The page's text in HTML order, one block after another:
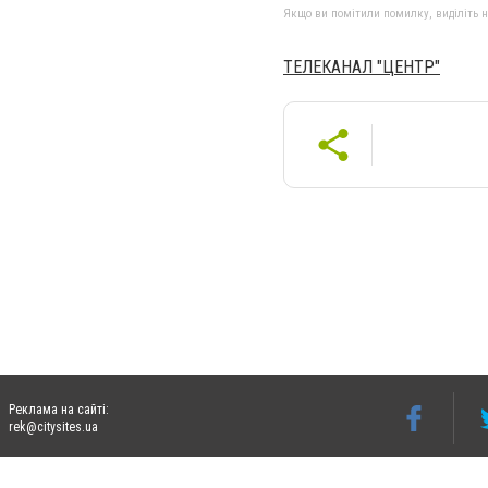
Якщо ви помітили помилку, виділіть
ТЕЛЕКАНАЛ "ЦЕНТР"
Реклама на сайті:
rek@citysites.ua